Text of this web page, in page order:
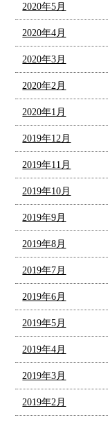
2020年5月
2020年4月
2020年3月
2020年2月
2020年1月
2019年12月
2019年11月
2019年10月
2019年9月
2019年8月
2019年7月
2019年6月
2019年5月
2019年4月
2019年3月
2019年2月